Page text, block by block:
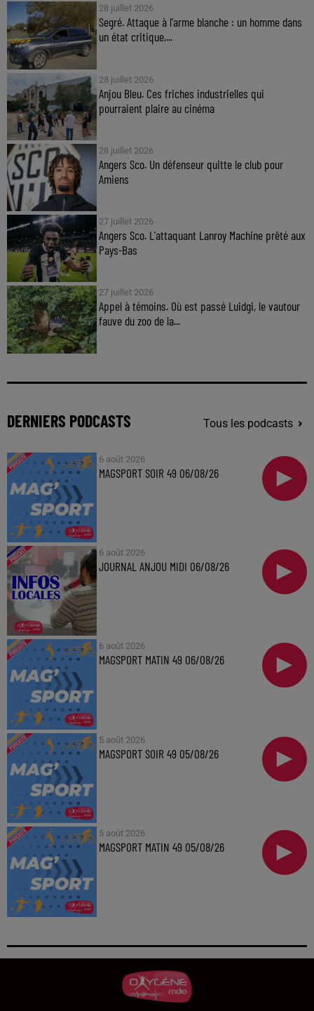
28 juillet 2026
Segré. Attaque à l'arme blanche : un homme dans
un état critique,...
28 juillet 2026
Anjou Bleu. Ces friches industrielles qui
pourraient plaire au cinéma
28 juillet 2026
Angers Sco. Un défenseur quitte le club pour
Amiens
27 juillet 2026
Angers Sco. L'attaquant Lanroy Machine prêté aux
Pays-Bas
27 juillet 2026
Appel à témoins. Où est passé Luidgi, le vautour
fauve du zoo de la...
DERNIERS PODCASTS Tous les podcasts
6 août 2026
MAGSPORT SOIR 49 06/08/26
6 août 2026
JOURNAL ANJOU MIDI 06/08/26
6 août 2026
MAGSPORT MATIN 49 06/08/26
5 août 2026
MAGSPORT SOIR 49 05/08/26
5 août 2026
MAGSPORT MATIN 49 05/08/26